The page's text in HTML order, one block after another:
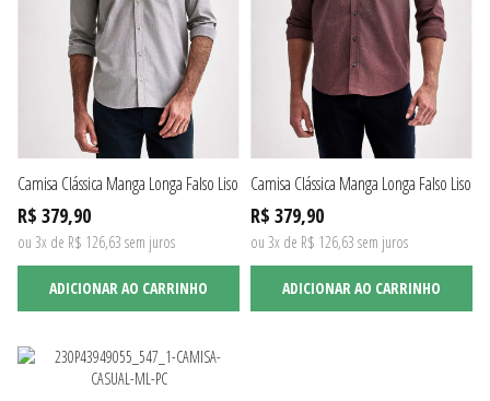
Camisa Clássica Manga Longa Falso Liso
R$ 379,90
ou 3x de R$ 126,63 sem juros
ADICIONAR AO CARRINHO
Camisa Clássica Manga Longa Falso Liso
R$ 379,90
ou 3x de R$ 126,63 sem juros
ADICIONAR AO CARRINHO